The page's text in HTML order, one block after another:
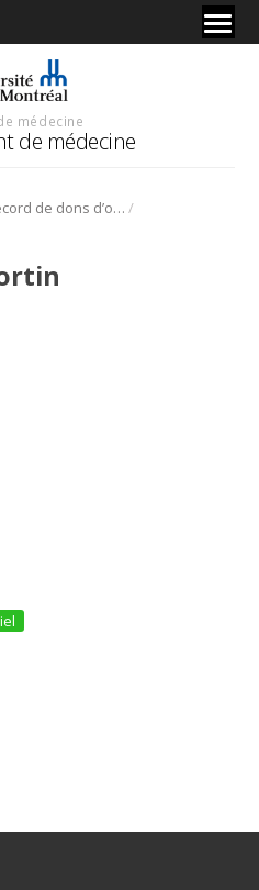
médecine
de médecine
Hausse record de dons d’organes: l’UdeM est un « joueur majeur » dans l’écosystème /